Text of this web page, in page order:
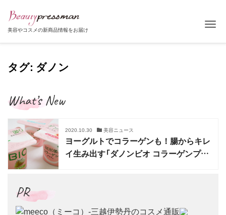
美容やコスメの新商品情報をお届け
タグ: ダノン
What’s New
2020.10.30 美容ニュース
ヨーグルトでコラーゲンも！腸からキレ
イ生み出す「ダノンビオ コラーゲンプラ
PR